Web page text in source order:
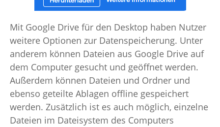
Mit Google Drive für den Desktop haben Nutzer
weitere Optionen zur Datenspeicherung. Unter
anderem können Dateien aus Google Drive auf
dem Computer gesucht und geöffnet werden.
Außerdem können Dateien und Ordner und
ebenso geteilte Ablagen offline gespeichert
werden. Zusätzlich ist es auch möglich, einzelne
Dateien im Dateisystem des Computers